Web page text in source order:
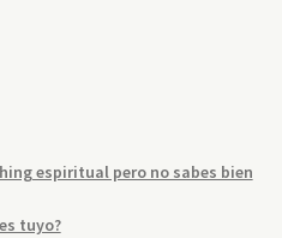
espiritual pero no sabes bien
tuyo?